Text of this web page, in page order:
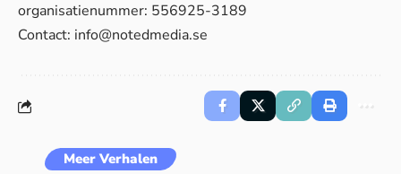
organisatienummer: 556925-3189
Contact: info@notedmedia.se
Meer Verhalen